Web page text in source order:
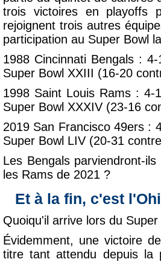
trois victoires en playoffs
rejoignent trois autres
participation au Super Bowl
1988 Cincinnati Bengals :
Super Bowl XXIII (16-20
1998 Saint Louis Rams :
Super Bowl XXXIV (23-16
2019 San Francisco 49ers :
Super Bowl LIV (20-31
Les Bengals parviendront-
les Rams de 2021 ?
Et à la fin, c'est
Quoiqu'il arrive lors du
Évidemment, une victoire
titre tant attendu depuis la